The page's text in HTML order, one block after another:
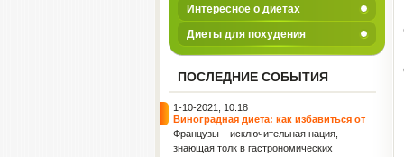
Интересное о диетах
Диеты для похудения
ПОСЛЕДНИЕ СОБЫТИЯ
1-10-2021, 10:18
Виноградная диета: как избавиться от
2 кг лишнего веса всего за 4 дня
Французы – исключительная нация,
знающая толк в гастрономических